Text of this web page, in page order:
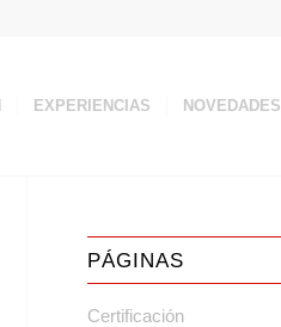
EXPERIENCIAS NOVEDADES
PÁGINAS
Certificación